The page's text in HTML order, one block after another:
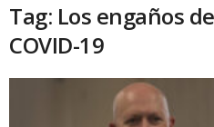
Tag: Los engaños
COVID-19